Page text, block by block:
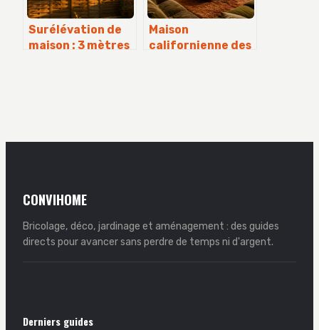
Surélévation de
maison : 3 mètres
Maison
californienne des
CONVIHOME
Bricolage, déco, jardinage et aménagement : des guides
directs pour avancer sans perdre de temps ni d'argent.
Derniers guides